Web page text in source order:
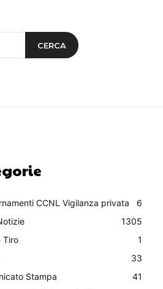
CERCA
CCNL Vigilanza privata
6
1305
Tiro
1
33
Stampa
41